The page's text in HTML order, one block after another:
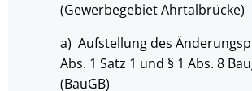
(Gewerbegebiet Ahrtalbrücke)
a) Aufstellung des
Abs. 1 Satz 1 und § 1 Abs. 8
(BauGB)